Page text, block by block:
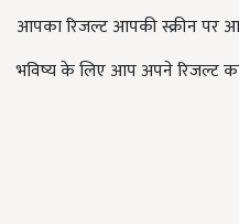
आपका रिजल्ट आपकी स्क्रीन पर आ
भविष्य के लिए आप अपने रिजल्ट